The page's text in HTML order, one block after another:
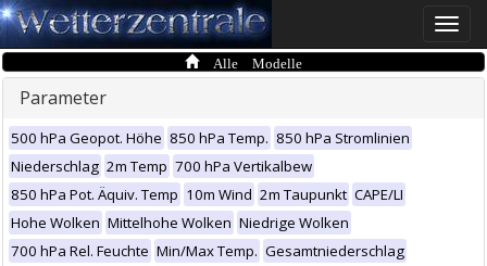
Toggle
Alle Modelle
Parameter
500 hPa Geopot. Höhe 850 hPa Temp. 850 hPa Stromlinien
Niederschlag 2m Temp 700 hPa Vertikalbew
850 hPa Pot. Äquiv. Temp 10m Wind 2m Taupunkt CAPE/LI
Hohe Wolken Mittelhohe Wolken Niedrige Wolken
700 hPa Rel. Feuchte Min/Max Temp. Gesamtniederschlag